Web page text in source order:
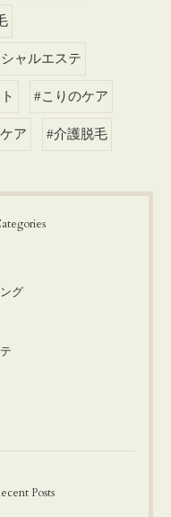
ャルエステ
#こりのケア
ア #介護脱毛
グ
Posts